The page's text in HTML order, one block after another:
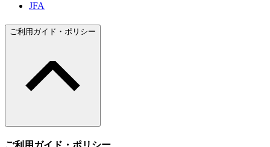
JFA
ご利用ガイド・ポリシー
ご利用ガイド・ポリシー